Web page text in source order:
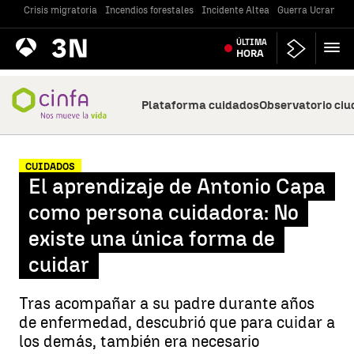
Crisis migratoria Incendios forestales Incidente Altea Guerra Ucrania
Antena
3 Noticias ÚLTIMA
HORA
Plataforma cuidadosObservatorio
CUIDADOS
El aprendizaje de Antonio Capa
como persona cuidadora: No
existe una única forma de
cuidar
Tras acompañar a su padre durante años
de enfermedad, descubrió que para cuidar a
los demás, también era necesario